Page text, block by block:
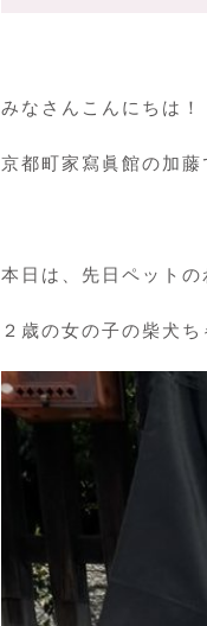
みなさんこんにちは！
京都町家寫眞館の加
本日は、先日ペット
２歳の女の子の柴犬